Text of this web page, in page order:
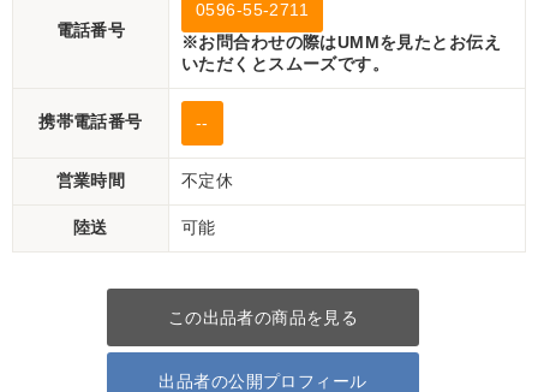
電話番号
0596-55-2711
※お問合わせの際はUMMを見たとお伝え
いただくとスムーズです。
携帯電話番号 --
営業時間 不定休
陸送 可能
この出品者の商品を見る
出品者の公開プロフィール